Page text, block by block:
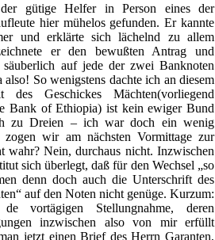
gütige Helfer in Person eines der
hier mühelos gefunden. Er kannte
und erklärte sich lächelnd zu allem
er den bewußten Antrag und
auf jede der zwei Banknoten
also! So wenigstens dachte ich an diesem
Geschickes Mächten(vorliegend
Bank of Ethiopia) ist kein ewiger Bund
zu Dreien – ich war doch ein wenig
zogen wir am nächsten Vormittage zur
wahr? Nein, durchaus nicht. Inzwischen
sich überlegt, daß für den Wechsel „so
denn doch auch die Unterschrift des
auf den Noten nicht genüge. Kurzum:
vortägigen Stellungnahme, deren
inzwischen also von mir erfüllt
jetzt einen Brief des Herrn Garanten,